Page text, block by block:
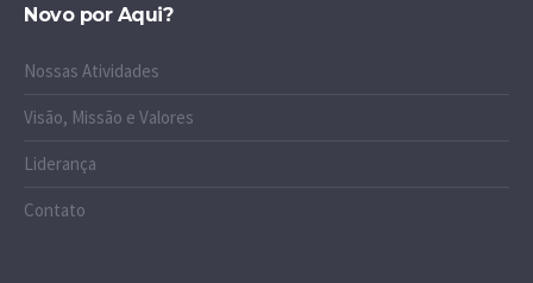
Novo por Aqui?
Nossas Atividades
Visão, Missão e Valores
Liderança
Contato